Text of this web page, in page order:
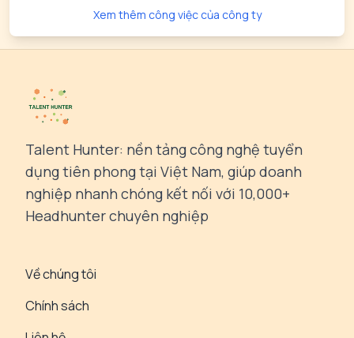
Xem thêm công việc của công ty
Talent Hunter: nền tảng công nghệ tuyển
dụng tiên phong tại Việt Nam, giúp doanh
nghiệp nhanh chóng kết nối với 10,000+
Headhunter chuyên nghiệp
Về chúng tôi
Chính sách